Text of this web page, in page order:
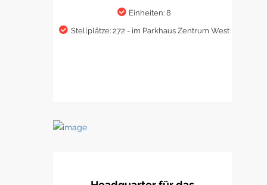
Einheiten: 8
Stellplätze: 272 - im Parkhaus Zentrum West